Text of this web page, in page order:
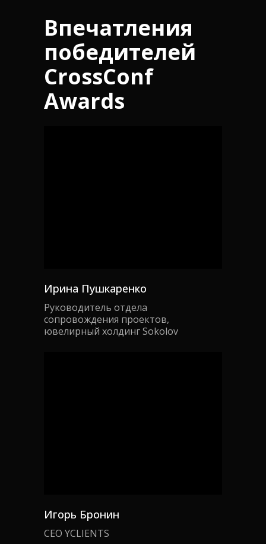
Ирина Пушкаренко
Руководитель отдела
сопровождения проектов,
ювелирный холдинг Sokolov
Впечатления
победителей
CrossConf
Awards
Игорь Бронин
CEO YCLIENTS